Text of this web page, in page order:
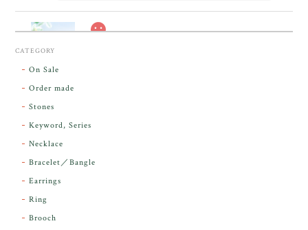
ンダラで感動しました。素敵な箱と和紙で石を包んで
下さり、ありがとうございました。
レビューをありがとうございます。 実物を
CATEGORY
On Sale
Order made
Stones
Keyword, Series
Necklace
Bracelet／Bangle
Earrings
Ring
Brooch